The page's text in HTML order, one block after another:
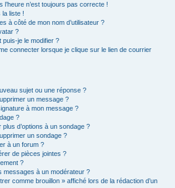
l’heure n’est toujours pas correcte !
la liste !
à côté de mon nom d’utilisateur ?
?
puis-je le modifier ?
connecter lorsque je clique sur le lien de courrier
sujet ou une réponse ?
un message ?
à mon message ?
?
d’options à un sondage ?
un sondage ?
à un forum ?
de pièces jointes ?
?
messages à un modérateur ?
comme brouillon » affiché lors de la rédaction d’un